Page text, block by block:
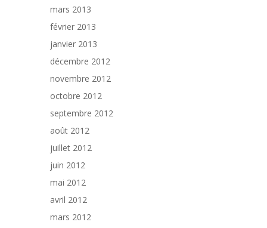
mars 2013
février 2013
janvier 2013
décembre 2012
novembre 2012
octobre 2012
septembre 2012
août 2012
juillet 2012
juin 2012
mai 2012
avril 2012
mars 2012